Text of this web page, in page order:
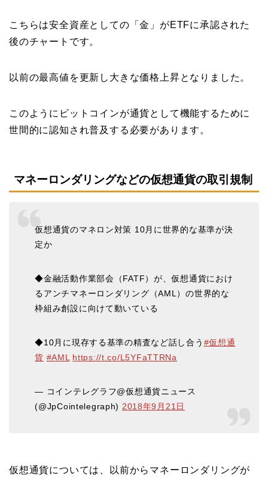
こちらは安全資産としての「金」がETFに承認された
後のチャートです。
以前の最高値を更新し大きな価格上昇となりました。
このようにビットコインが通貨として機能するために
世間的に認知され普及する必要があります。
マネーロンダリングなどの仮想通貨の取引規制
仮想通貨のマネロン対策 10月に世界的な基準が決
定か
◆金融活動作業部会（FATF）が、仮想通貨におけ
るアンチマネーロンダリング（AML）の世界的な
枠組み創設に向けて動いている
◆10月に現存する基準の精査など話し合う #仮想通
貨 #AML https://t.co/L5YFaTTRNa
— コインテレグラフ@仮想通貨ニュース
(@JpCointelegraph) 2018年9月21日
仮想通貨については、以前からマネーロンダリングが